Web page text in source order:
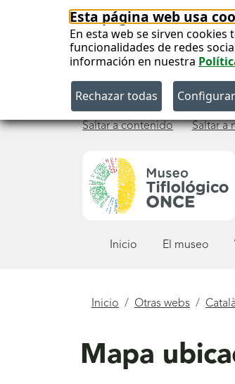
Esta página web usa
En esta web se sirven
funcionalidades de redes
información en nuestra
Saltar a contenido Saltar a
Inicio El museo
Está
Inicio Otras webs
Mapa